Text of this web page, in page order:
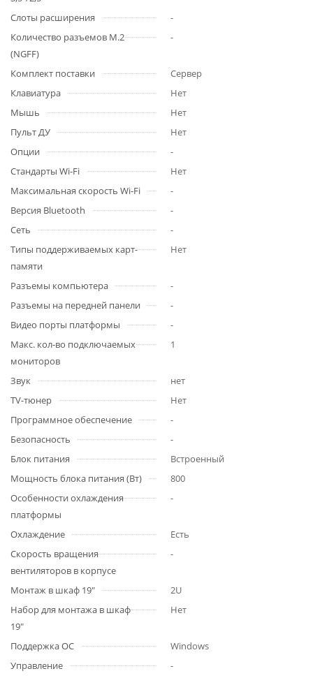
Слоты расширения
-
Количество разъемов M.2
(NGFF)
-
Комплект поставки
Сервер
Клавиатура
Нет
Мышь
Нет
Пульт ДУ
Нет
Опции
-
Стандарты Wi-Fi
Нет
Максимальная скорость Wi-Fi
-
Версия Bluetooth
-
Сеть
-
Типы поддерживаемых карт-
памяти
Нет
Разъемы компьютера
-
Разъемы на передней панели
-
Видео порты платформы
-
Макс. кол-во подключаемых
мониторов
1
Звук
нет
TV-тюнер
Нет
Программное обеспечение
-
Безопасность
-
Блок питания
Встроенный
Мощность блока питания (Вт)
800
Особенности охлаждения
платформы
-
Охлаждение
Есть
Скорость вращения
вентиляторов в корпусе
-
Монтаж в шкаф 19"
2U
Набор для монтажа в шкаф
19"
Нет
Поддержка ОС
Windows
Управление
-